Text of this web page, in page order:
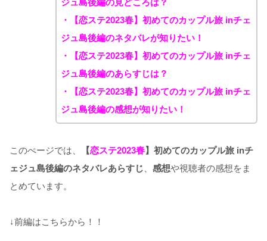
ジュ島後編の見どころは？
・【恋ステ2023春】初めてのカップル旅 inチェ
ジュ島後編のネタバレが知りたい！
・【恋ステ2023春】初めてのカップル旅 inチェ
ジュ島後編のあらすじは？
・【恋ステ2023春】初めてのカップル旅 inチェ
ジュ島後編の感想が知りたい！
このぺージでは、 【恋ステ2023春】 初めてのカップル旅 inチ
ェジュ島後編のネタバレあらすじ
感想や視聴者の感想をま
とめています。
↓前編はこちらから！！